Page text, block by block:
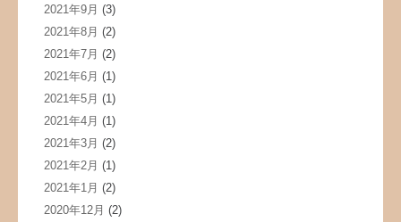
2021年9月 (3)
2021年8月 (2)
2021年7月 (2)
2021年6月 (1)
2021年5月 (1)
2021年4月 (1)
2021年3月 (2)
2021年2月 (1)
2021年1月 (2)
2020年12月 (2)